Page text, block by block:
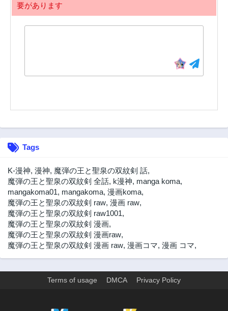
第5.2話
要があります
Tags
K-漫神, 漫神, 魔弾の王と聖泉の双紋剣 話,
魔弾の王と聖泉の双紋剣 全話, k漫神, manga koma,
mangakoma01, mangakoma, 漫画koma,
魔弾の王と聖泉の双紋剣 raw, 漫画 raw,
魔弾の王と聖泉の双紋剣 raw1001,
魔弾の王と聖泉の双紋剣 漫画,
魔弾の王と聖泉の双紋剣 漫画raw,
魔弾の王と聖泉の双紋剣 漫画 raw, 漫画コマ, 漫画 コマ,
Terms of usage DMCA Privacy Policy